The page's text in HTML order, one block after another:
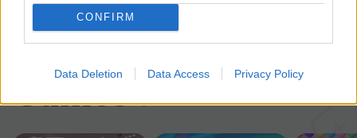
CONFIRM
Data Deletion Data Access Privacy Policy
Games